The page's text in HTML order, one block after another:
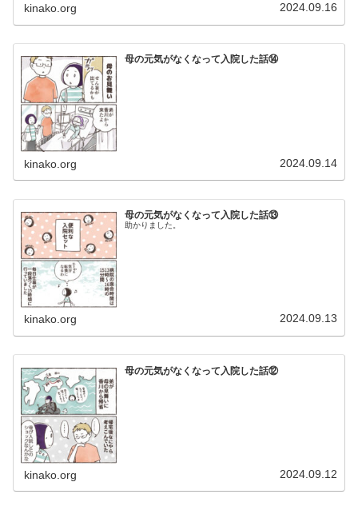
kinako.org 2024.09.16
母の元気がなくなって入院した話⑭
kinako.org 2024.09.14
母の元気がなくなって入院した話⑬
助かりました。
kinako.org 2024.09.13
母の元気がなくなって入院した話⑫
kinako.org 2024.09.12